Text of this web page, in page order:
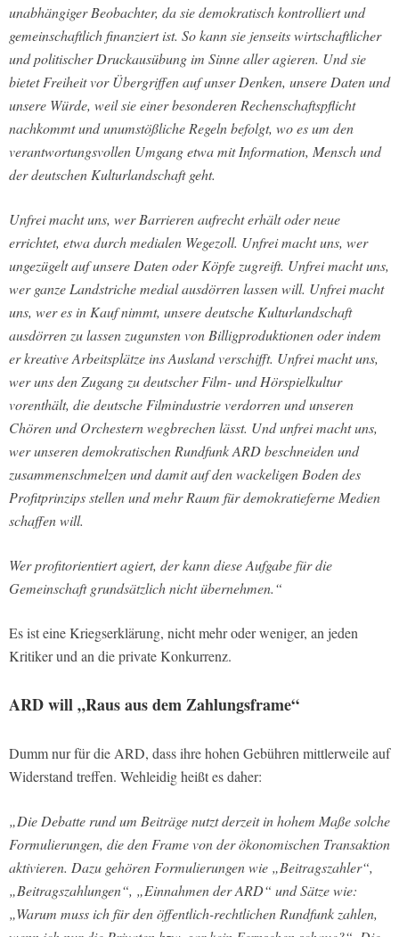
unabhängiger Beobachter, da sie demokratisch kontrolliert und
gemeinschaftlich finanziert ist. So kann sie jenseits wirtschaftlicher
und politischer Druckausübung im Sinne aller agieren. Und sie
bietet Freiheit vor Übergriffen auf unser Denken, unsere Daten und
unsere Würde, weil sie einer besonderen Rechenschaftspflicht
nachkommt und unumstößliche Regeln befolgt, wo es um den
verantwortungsvollen Umgang etwa mit Information, Mensch und
der deutschen Kulturlandschaft geht.
Unfrei macht uns, wer Barrieren aufrecht erhält oder neue
errichtet, etwa durch medialen Wegezoll. Unfrei macht uns, wer
ungezügelt auf unsere Daten oder Köpfe zugreift. Unfrei macht uns,
wer ganze Landstriche medial ausdörren lassen will. Unfrei macht
uns, wer es in Kauf nimmt, unsere deutsche Kulturlandschaft
ausdörren zu lassen zugunsten von Billigproduktionen oder indem
er kreative Arbeitsplätze ins Ausland verschifft. Unfrei macht uns,
wer uns den Zugang zu deutscher Film- und Hörspielkultur
vorenthält, die deutsche Filmindustrie verdorren und unseren
Chören und Orchestern wegbrechen lässt. Und unfrei macht uns,
wer unseren demokratischen Rundfunk ARD beschneiden und
zusammenschmelzen und damit auf den wackeligen Boden des
Profitprinzips stellen und mehr Raum für demokratieferne Medien
schaffen will.
Wer profitorientiert agiert, der kann diese Aufgabe für die
Gemeinschaft grundsätzlich nicht übernehmen.“
Es ist eine Kriegserklärung, nicht mehr oder weniger, an jeden
Kritiker und an die private Konkurrenz.
ARD will „Raus aus dem Zahlungsframe“
Dumm nur für die ARD, dass ihre hohen Gebühren mittlerweile auf
Widerstand treffen. Wehleidig heißt es daher:
„Die Debatte rund um Beiträge nutzt derzeit in hohem Maße solche
Formulierungen, die den Frame von der ökonomischen Transaktion
aktivieren. Dazu gehören Formulierungen wie „Beitragszahler“,
„Beitragszahlungen“, „Einnahmen der ARD“ und Sätze wie:
„Warum muss ich für den öffentlich-rechtlichen Rundfunk zahlen,